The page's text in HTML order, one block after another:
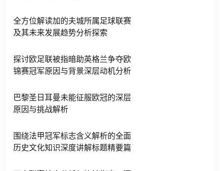
全方位解读加的夫城所属足球联赛
及其未来发展趋势分析探索
探讨欧足联被指暗助英格兰争夺欧
锦赛冠军原因与背景深层动机分析
巴黎圣日耳曼未能征服欧冠的深层
原因与挑战解析
围绕法甲冠军标志含义解析的全面
历史文化知识深度讲解标题精要篇